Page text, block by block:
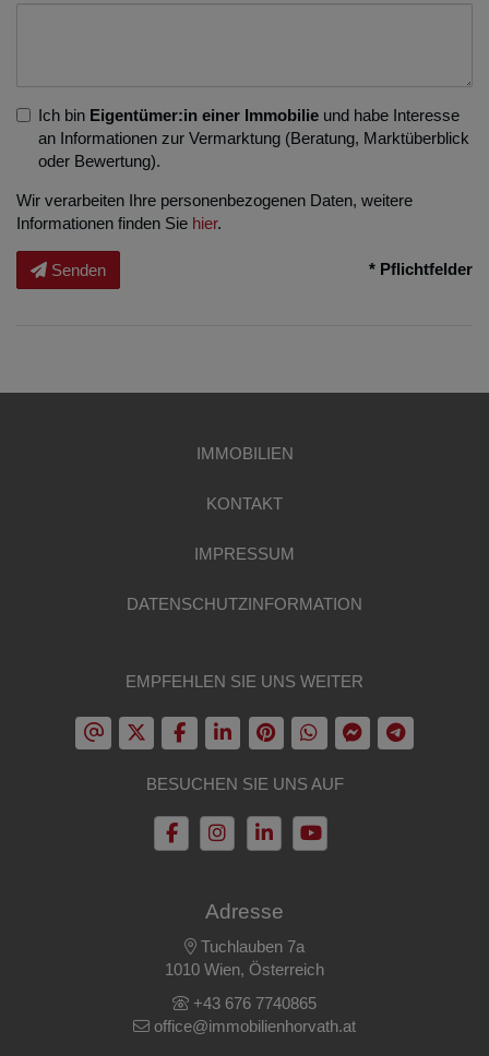
Ich bin Eigentümer:in einer Immobilie und habe Interesse
an Informationen zur Vermarktung (Beratung, Marktüberblick
oder Bewertung).
Wir verarbeiten Ihre personenbezogenen Daten, weitere
Informationen finden Sie hier.
Senden * Pflichtfelder
IMMOBILIEN
KONTAKT
IMPRESSUM
DATENSCHUTZINFORMATION
EMPFEHLEN SIE UNS WEITER
BESUCHEN SIE UNS AUF
Adresse
Tuchlauben 7a
1010 Wien, Österreich
+43 676 7740865
office@immobilienhorvath.at